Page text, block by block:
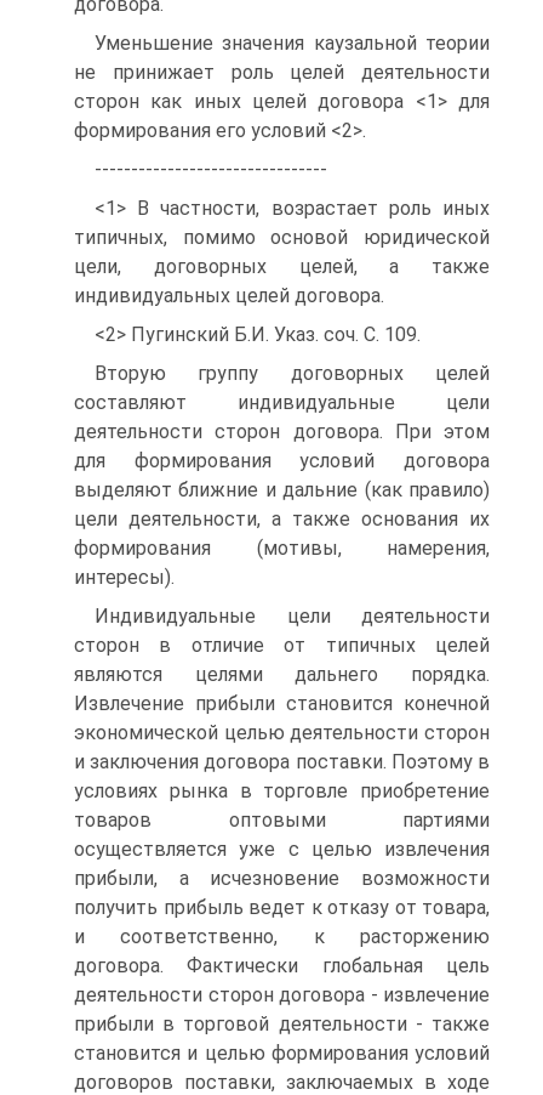
Уменьшение значения каузальной теории
не принижает роль целей деятельности
сторон как иных целей договора <1> для
формирования его условий <2>.
--------------------------------
<1> В частности, возрастает роль иных
типичных, помимо основой юридической
цели, договорных целей, а также
индивидуальных целей договора.
<2> Пугинский Б.И. Указ. соч. С. 109.
Вторую группу договорных целей
составляют индивидуальные цели
деятельности сторон договора. При этом
для формирования условий договора
выделяют ближние и дальние (как правило)
цели деятельности, а также основания их
формирования (мотивы, намерения,
интересы).
Индивидуальные цели деятельности
сторон в отличие от типичных целей
являются целями дальнего порядка.
Извлечение прибыли становится конечной
экономической целью деятельности сторон
и заключения договора поставки. Поэтому в
условиях рынка в торговле приобретение
товаров оптовыми партиями
осуществляется уже с целью извлечения
прибыли, а исчезновение возможности
получить прибыль ведет к отказу от товара,
и соответственно, к расторжению
договора. Фактически глобальная цель
деятельности сторон договора - извлечение
прибыли в торговой деятельности - также
становится и целью формирования условий
договоров поставки, заключаемых в ходе